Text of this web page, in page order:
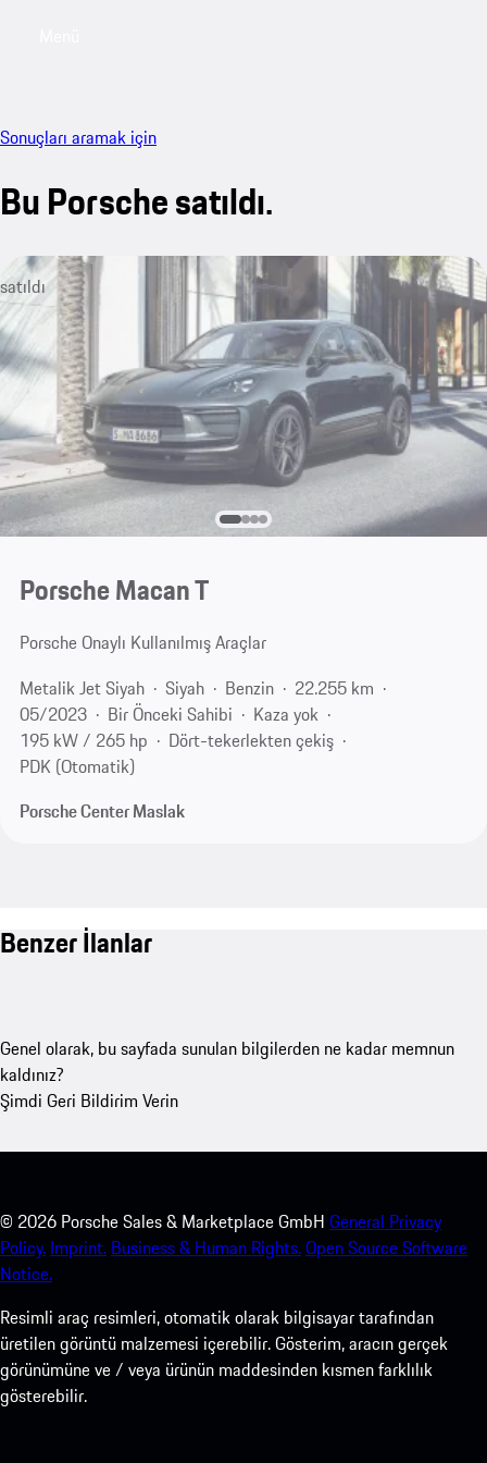
Sonuçları aramak için
Bu Porsche satıldı.
satıldı
Porsche Macan T
Porsche Onaylı Kullanılmış Araçlar
Metalik Jet Siyah
Siyah Benzin
22.255 km
05/2023
Bir Önceki Sahibi
Kaza yok
195 kW / 265 hp
Dört-tekerlekten çekiş
PDK (Otomatik)
Porsche Center Maslak
Benzer İlanlar
Genel olarak, bu sayfada sunulan bilgilerden ne kadar memnun
kaldınız?
Şimdi Geri Bildirim Verin
© 2026 Porsche Sales & Marketplace GmbH General Privacy
Policy. Imprint. Business & Human Rights.Open Source Software
Notice.
Resimli araç resimleri, otomatik olarak bilgisayar tarafından
üretilen görüntü malzemesi içerebilir. Gösterim, aracın gerçek
görünümüne ve / veya ürünün maddesinden kısmen farklılık
gösterebilir.